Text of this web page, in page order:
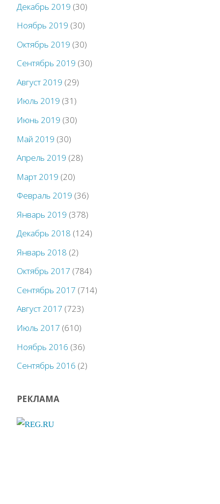
Декабрь 2019 (30)
Ноябрь 2019 (30)
Октябрь 2019 (30)
Сентябрь 2019 (30)
Август 2019 (29)
Июль 2019 (31)
Июнь 2019 (30)
Май 2019 (30)
Апрель 2019 (28)
Март 2019 (20)
Февраль 2019 (36)
Январь 2019 (378)
Декабрь 2018 (124)
Январь 2018 (2)
Октябрь 2017 (784)
Сентябрь 2017 (714)
Август 2017 (723)
Июль 2017 (610)
Ноябрь 2016 (36)
Сентябрь 2016 (2)
РЕКЛАМА